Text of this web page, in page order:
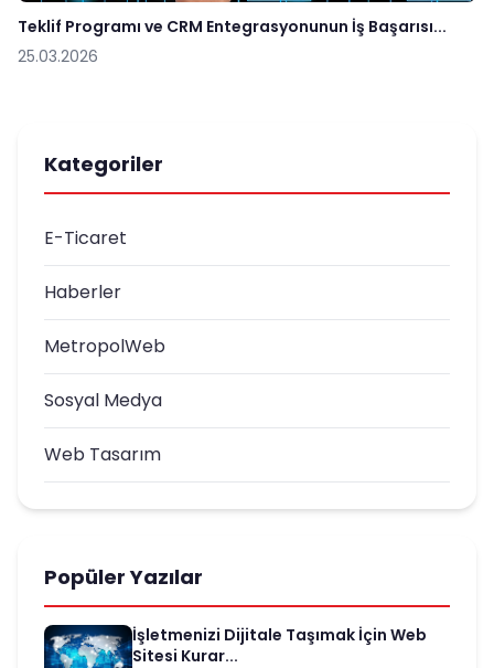
Teklif Programı ve CRM Entegrasyonunun İş Başarısı...
25.03.2026
Kategoriler
E-Ticaret
Haberler
MetropolWeb
Sosyal Medya
Web Tasarım
Popüler Yazılar
İşletmenizi Dijitale Taşımak İçin Web
Sitesi Kurar...